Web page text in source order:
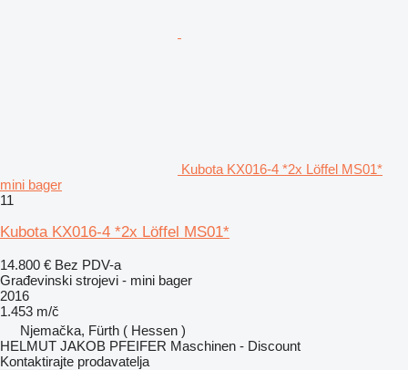
Kubota KX016-4 *2x Löffel MS01*
mini bager
11
Kubota KX016-4 *2x Löffel MS01*
14.800 € Bez PDV-a
Građevinski strojevi - mini bager
2016
1.453 m/č
Njemačka, Fürth ( Hessen )
HELMUT JAKOB PFEIFER Maschinen - Discount
Kontaktirajte prodavatelja